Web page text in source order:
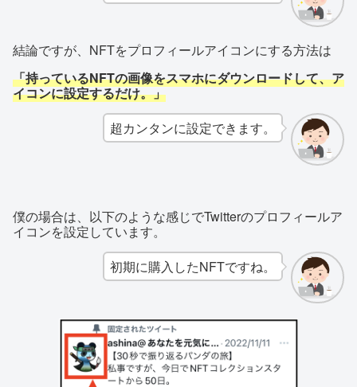
結論ですが、NFTをプロフィールアイコンにする方法は
「持っているNFTの画像をスマホにダウンロードして、ア
イコンに設定するだけ。」
超カンタンに設定できます。
僕の場合は、以下のような感じでTwitterのプロフィールア
イコンを設定しています。
初期に購入したNFTですね。